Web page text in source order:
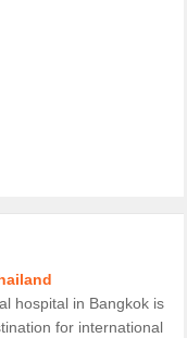
hospital in Bangkok is
for international